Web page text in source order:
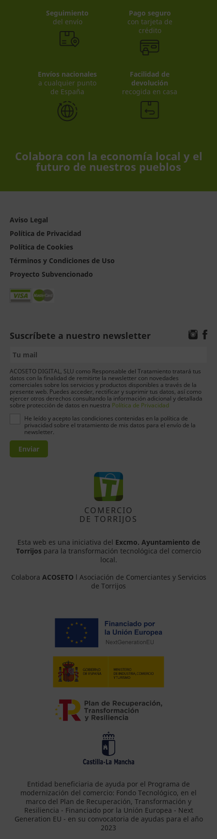
Seguimiento
del envío
Pago seguro
con tarjeta de
crédito
Envíos nacionales
a cualquier punto
de España
Facilidad de
devolución
recogida en casa
Colabora con la economía local y el
futuro de nuestros pueblos
Aviso Legal
Política de Privacidad
Política de Cookies
Términos y Condiciones de Uso
Proyecto Subvencionado
Suscríbete a nuestro newsletter
ACOSETO DIGITAL, SLU como Responsable del Tratamiento tratará tus
datos con la finalidad de remitirte la newsletter con novedades
comerciales sobre los servicios y productos disponibles a través de la
presente web. Puedes acceder, rectificar y suprimir tus datos, así como
ejercer otros derechos consultando la información adicional y detallada
sobre protección de datos en nuestra Política de Privacidad
He leído y acepto las condiciones contenidas en la política de
privacidad sobre el tratamiento de mis datos para el envío de la
newsletter.
Enviar
COMERCIO
DE TORRIJOS
Esta web es una iniciativa del Excmo. Ayuntamiento de
Torrijos para la transformación tecnológica del comercio
local.
Colabora ACOSETO l Asociación de Comerciantes y Servicios
de Torrijos
Entidad beneficiaria de ayuda por el Programa de
modernización del comercio: Fondo Tecnológico, en el
marco del Plan de Recuperación, Transformación y
Resiliencia - Financiado por la Unión Europea - Next
Generation EU - en su convocatoria de ayudas para el año
2023